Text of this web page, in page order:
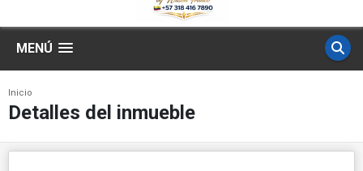
MENÚ
Inicio
Detalles del inmueble